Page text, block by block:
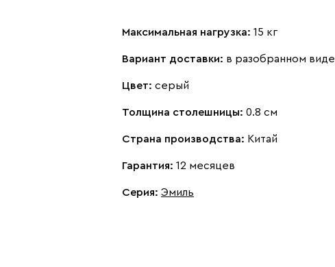
Максимальная нагрузка: 15 кг
Вариант доставки: в разобранном виде
Цвет: серый
Толщина столешницы: 0.8 см
Страна производства: Китай
Гарантия: 12 месяцев
Серия: Эмиль